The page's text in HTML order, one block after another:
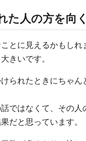
た人の方を向く
とに見えるかもしれ
きいです。
られたときにちゃん
ではなくて、その人
だと思っています。